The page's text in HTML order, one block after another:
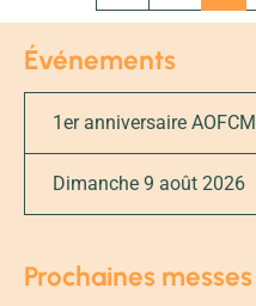
Événements
1er anniversaire AOFCM
Dimanche 9 août 2026
Prochaines messes